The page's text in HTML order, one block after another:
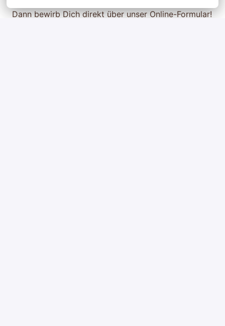
Dann bewirb Dich direkt über unser Online-Formular!